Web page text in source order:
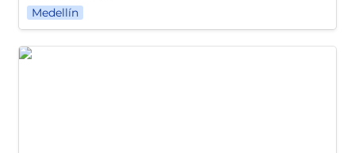
Medellín
Digital Diaspora